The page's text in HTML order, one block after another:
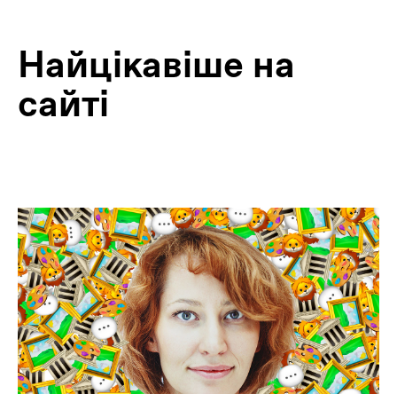
Найцiкавiше на
сайтi